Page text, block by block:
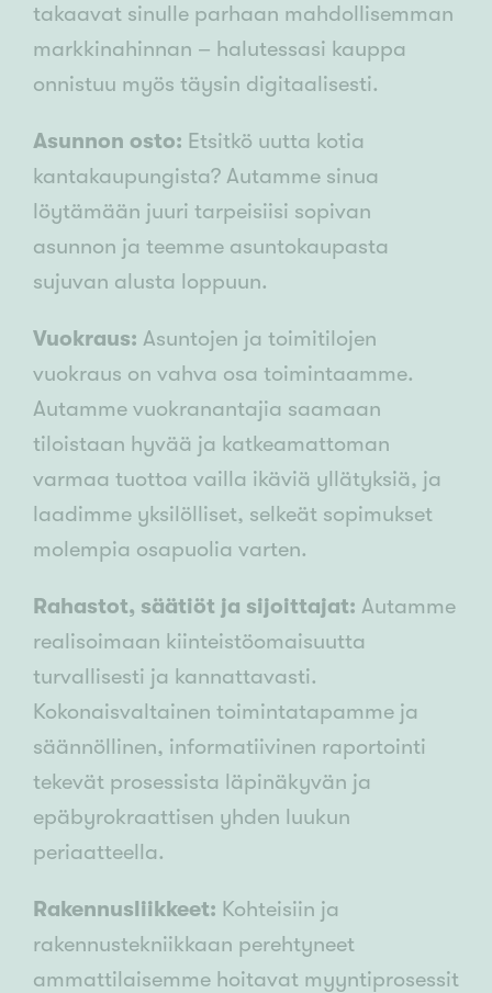
takaavat sinulle parhaan mahdollisemman
markkinahinnan – halutessasi kauppa
onnistuu myös täysin digitaalisesti.
Asunnon osto: Etsitkö uutta kotia
kantakaupungista? Autamme sinua
löytämään juuri tarpeisiisi sopivan
asunnon ja teemme asuntokaupasta
sujuvan alusta loppuun.
Vuokraus: Asuntojen ja toimitilojen
vuokraus on vahva osa toimintaamme.
Autamme vuokranantajia saamaan
tiloistaan hyvää ja katkeamattoman
varmaa tuottoa vailla ikäviä yllätyksiä, ja
laadimme yksilölliset, selkeät sopimukset
molempia osapuolia varten.
Rahastot, säätiöt ja sijoittajat: Autamme
realisoimaan kiinteistöomaisuutta
turvallisesti ja kannattavasti.
Kokonaisvaltainen toimintatapamme ja
säännöllinen, informatiivinen raportointi
tekevät prosessista läpinäkyvän ja
epäbyrokraattisen yhden luukun
periaatteella.
Rakennusliikkeet: Kohteisiin ja
rakennustekniikkaan perehtyneet
ammattilaisemme hoitavat myyntiprosessit